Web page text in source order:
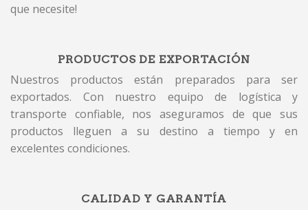
que necesite!
PRODUCTOS DE EXPORTACIÓN
Nuestros productos están preparados para ser
exportados. Con nuestro equipo de logística y
transporte confiable, nos aseguramos de que sus
productos lleguen a su destino a tiempo y en
excelentes condiciones.
CALIDAD Y GARANTÍA